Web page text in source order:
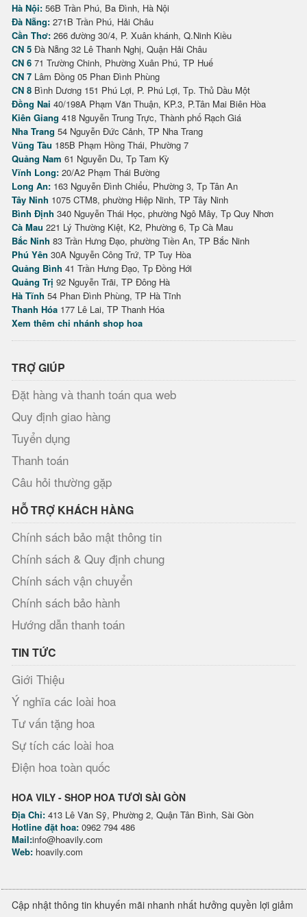
Hà Nội: 56B Trần Phú, Ba Đình, Hà Nội
Đà Nẵng: 271B Trần Phú, Hải Châu
Cần Thơ: 266 đường 30/4, P. Xuân khánh, Q.Ninh Kiều
CN 5 Đà Nẵng 32 Lê Thanh Nghị, Quận Hải Châu
CN 6 71 Trường Chinh, Phường Xuân Phú, TP Huế
CN 7 Lâm Đồng 05 Phan Đình Phùng
CN 8 Bình Dương 151 Phú Lợi, P. Phú Lợi, Tp. Thủ Dầu Một
Đồng Nai 40/198A Phạm Văn Thuận, KP.3, P.Tân Mai Biên Hòa
Kiên Giang 418 Nguyễn Trung Trực, Thành phố Rạch Giá
Nha Trang 54 Nguyễn Đức Cảnh, TP Nha Trang
Vũng Tàu 185B Phạm Hồng Thái, Phường 7
Quảng Nam 61 Nguyễn Du, Tp Tam Kỳ
Vĩnh Long: 20/A2 Phạm Thái Bường
Long An: 163 Nguyễn Đình Chiểu, Phường 3, Tp Tân An
Tây Ninh 1075 CTM8, phường Hiệp Ninh, TP Tây Ninh
Bình Định 340 Nguyễn Thái Học, phường Ngô Mây, Tp Quy Nhơn
Cà Mau 221 Lý Thường Kiệt, K2, Phường 6, Tp Cà Mau
Bắc Ninh 83 Trần Hưng Đạo, phường Tiền An, TP Bắc Ninh
Phú Yên 30A Nguyễn Công Trứ, TP Tuy Hòa
Quảng Bình 41 Trần Hưng Đạo, Tp Đồng Hới
Quảng Trị 92 Nguyễn Trãi, TP Đông Hà
Hà Tĩnh 54 Phan Đình Phùng, TP Hà Tĩnh
Thanh Hóa 177 Lê Lai, TP Thanh Hóa
Xem thêm chi nhánh shop hoa
TRỢ GIÚP
Đặt hàng và thanh toán qua web
Quy định giao hàng
Tuyển dụng
Thanh toán
Câu hỏi thường gặp
HỖ TRỢ KHÁCH HÀNG
Chính sách bảo mật thông tin
Chính sách & Quy định chung
Chính sách vận chuyển
Chính sách bảo hành
Hướng dẫn thanh toán
TIN TỨC
Giới Thiệu
Ý nghĩa các loài hoa
Tư vấn tặng hoa
Sự tích các loài hoa
Điện hoa toàn quốc
HOA VILY - SHOP HOA TƯƠI SÀI GÒN
Địa Chỉ: 413 Lê Văn Sỹ, Phường 2, Quận Tân Bình, Sài Gòn
Hotline đặt hoa: 0962 794 486
Mail:info@hoavily.com
Web: hoavily.com
Cập nhật thông tin khuyến mãi nhanh nhất hưởng quyền lợi giảm